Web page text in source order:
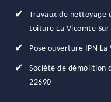
Travaux de
toiture La Vicomte Sur
Pose ouverture IPN
Société de démolition
22690